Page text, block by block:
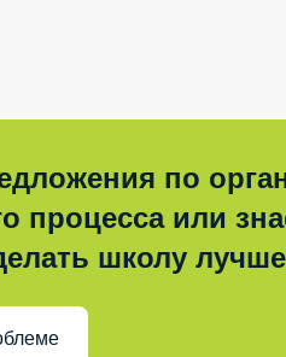
по
процесса или
школу